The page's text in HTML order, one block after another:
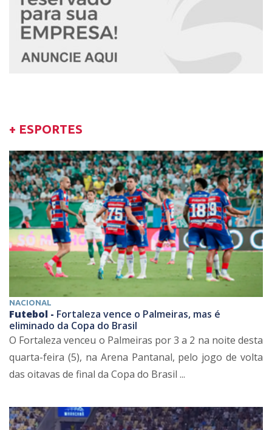
+ ESPORTES
NACIONAL
Futebol - Fortaleza vence o Palmeiras, mas é
eliminado da Copa do Brasil
O Fortaleza venceu o Palmeiras por 3 a 2 na noite desta
quarta-feira (5), na Arena Pantanal, pelo jogo de volta
das oitavas de final da Copa do Brasil ...